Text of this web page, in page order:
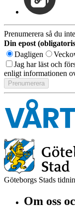
Prenumerera så du
Din epost
Dagligen
Jag har läst och
enligt informationen
Göteborgs Stads
Om oss